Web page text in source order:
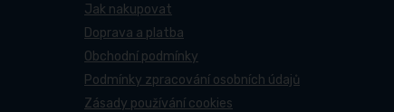
Jak nakupovat
Doprava a platba
Obchodní podmínky
Podmínky zpracování osobních údajů
Zásady používání cookies